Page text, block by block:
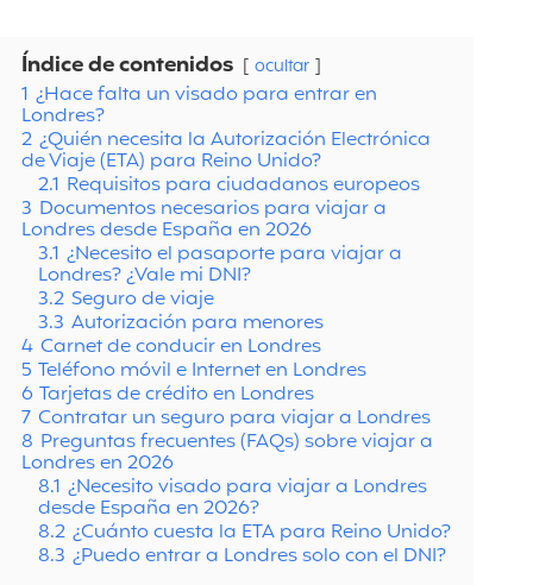
Índice de contenidos ocultar
1 ¿Hace falta un visado para entrar en
Londres?
2 ¿Quién necesita la Autorización Electrónica
de Viaje (ETA) para Reino Unido?
2.1 Requisitos para ciudadanos europeos
3 Documentos necesarios para viajar a
Londres desde España en 2026
3.1 ¿Necesito el pasaporte para viajar a
Londres? ¿Vale mi DNI?
3.2 Seguro de viaje
3.3 Autorización para menores
4 Carnet de conducir en Londres
5 Teléfono móvil e Internet en Londres
6 Tarjetas de crédito en Londres
7 Contratar un seguro para viajar a Londres
8 Preguntas frecuentes (FAQs) sobre viajar a
Londres en 2026
8.1 ¿Necesito visado para viajar a Londres
desde España en 2026?
8.2 ¿Cuánto cuesta la ETA para Reino Unido?
8.3 ¿Puedo entrar a Londres solo con el DNI?